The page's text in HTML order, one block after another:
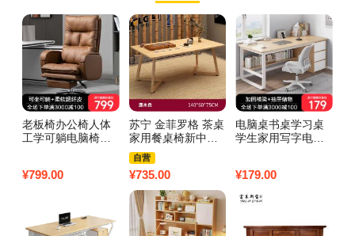
老板椅办公椅人体
工学可躺电脑椅子
椅 【琥珀色】耐磨
¥799.00
苏宁 金菲罗格 茶桌
家用餐桌椅新中式
小户型办公长桌 14
0*60*75原木色
自营
¥735.00
电脑桌书桌学习桌
学生家用写字电脑
子 【稳固钢架】12
0CM田园橡木色
¥179.00